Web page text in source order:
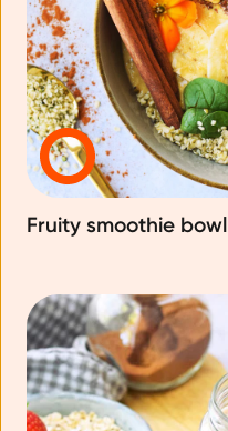
Fruity smoothie bowl